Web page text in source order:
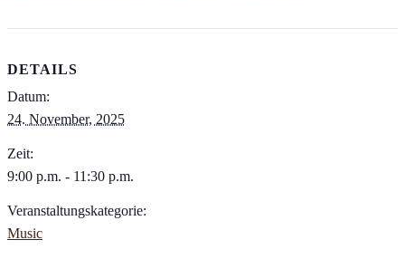
DETAILS
Datum:
24. November, 2025
Zeit:
9:00 p.m. - 11:30 p.m.
Veranstaltungskategorie:
Music